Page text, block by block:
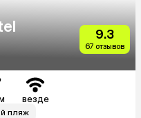
9.3
67 отзывов
везде
пляж